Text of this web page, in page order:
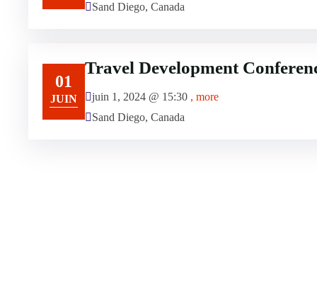
Sand Diego, Canada
01
JUIN
Travel Development
juin 1, 2024 @ 15:30 , more
Sand Diego, Canada